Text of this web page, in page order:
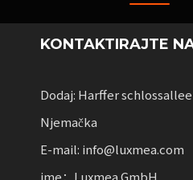
KONTAKTIRAJTE
Dodaj: Harffer
Njemačka
E-mail: info@luxmea.com
ime：Luxmea GmbH